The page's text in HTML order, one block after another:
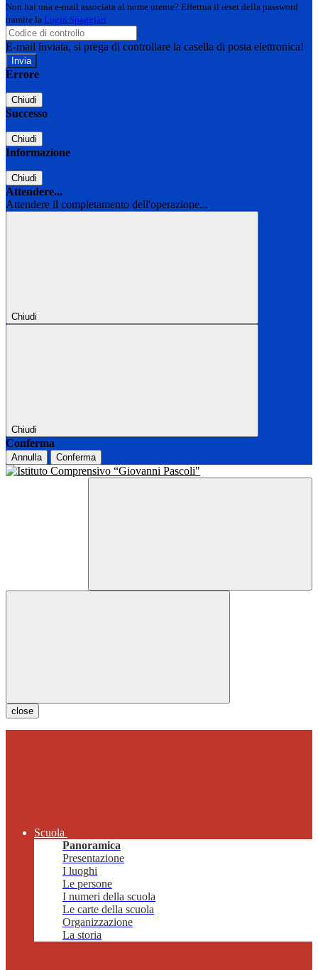
Non hai una e-mail associata al nome utente? Effettua il reset della password
tramite la Login Spaggiari
E-mail inviata, si prega di controllare la casella di posta elettronica!
Errore
Chiudi
Successo
Chiudi
Informazione
Chiudi
Attendere...
Attendere il completamento dell'operazione...
Chiudi
Chiudi
Conferma
Annulla Conferma
close
Scuola
Panoramica
Presentazione
I luoghi
Le persone
I numeri della scuola
Le carte della scuola
Organizzazione
La storia